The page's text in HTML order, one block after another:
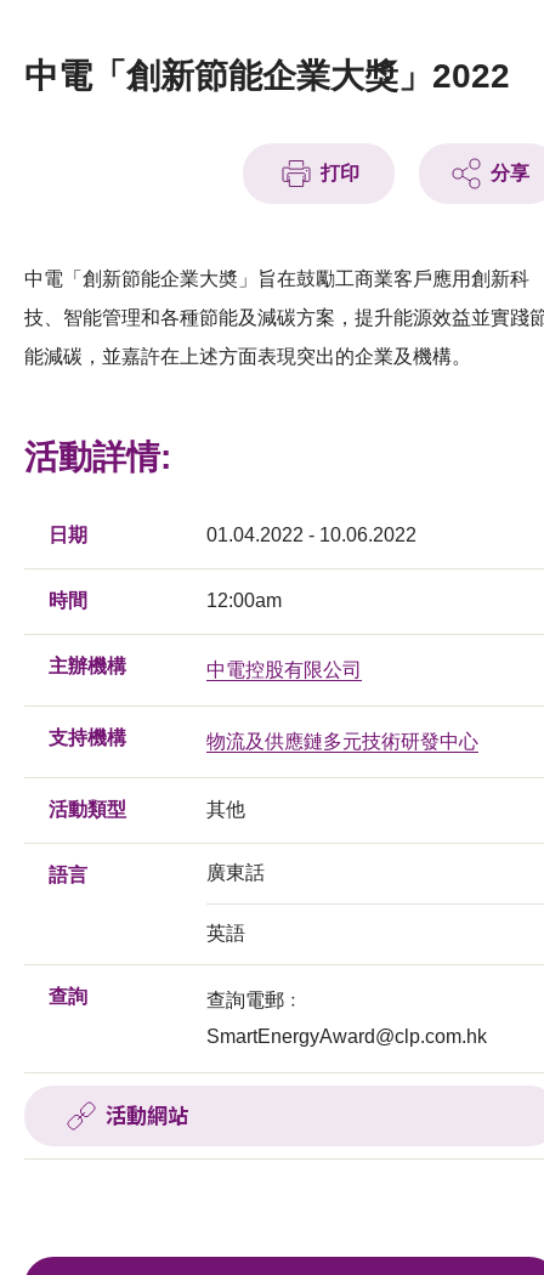
科技分享
會籍
中電「創新節能企業大獎」2022
打印 分享
中電「創新節能企業大奬」旨在鼓勵工商業客戶應用創新科
技、智能管理和各種節能及減碳方案，提升能源效益並實踐
能減碳，並嘉許在上述方面表現突出的企業及機構。
活動詳情:
日期 01.04.2022 - 10.06.2022
時間 12:00am
主辦機構 中電控股有限公司
支持機構 物流及供應鏈多元技術研發中心
活動類型 其他
語言 廣東話
英語
查詢
查詢電郵﹕
SmartEnergyAward@clp.com.hk
活動網站